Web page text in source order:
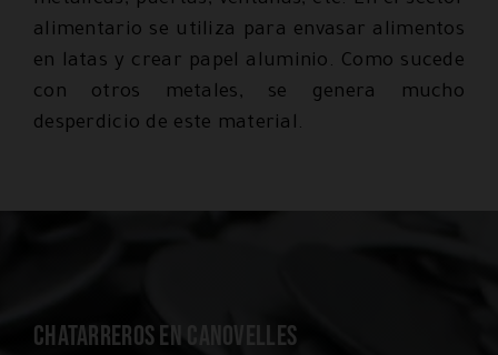
alimentario se utiliza para envasar alimentos
en latas y crear papel aluminio. Como sucede
con otros metales, se genera mucho
desperdicio de este material.
CHATARREROS EN CANOVELLES